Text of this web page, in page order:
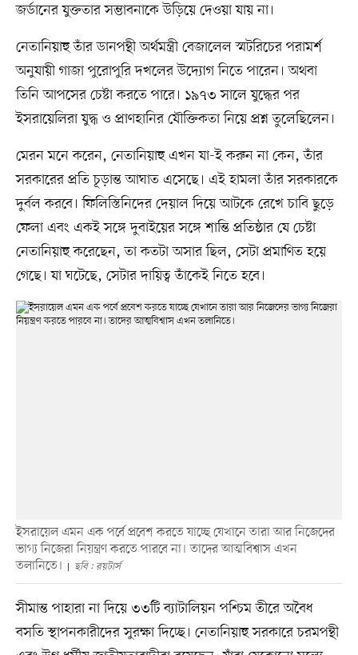
জর্ডানের যুক্ততার সম্ভাবনাকে উড়িয়ে দেওয়া যায় না।
নেতানিয়াহু তাঁর ডানপন্থী অর্থমন্ত্রী বেজালেল স্মটরিচের পরামর্শ
অনুযায়ী গাজা পুরোপুরি দখলের উদ্যোগ নিতে পারেন। অথবা
তিনি আপসের চেষ্টা করতে পারে। ১৯৭৩ সালে যুদ্ধের পর
ইসরায়েলিরা যুদ্ধ ও প্রাণহানির যৌক্তিকতা নিয়ে প্রশ্ন তুলেছিলেন।
মেরন মনে করেন, নেতানিয়াহু এখন যা-ই করুন না কেন, তাঁর
সরকারের প্রতি চূড়ান্ত আঘাত এসেছে। এই হামলা তাঁর সরকারকে
দুর্বল করবে। ফিলিস্তিনিদের দেয়াল দিয়ে আটকে রেখে চাবি ছুড়ে
ফেলা এবং একই সঙ্গে দুবাইয়ের সঙ্গে শান্তি প্রতিষ্ঠার যে চেষ্টা
নেতানিয়াহু করেছেন, তা কতটা অসার ছিল, সেটা প্রমাণিত হয়ে
গেছে। যা ঘটেছে, সেটার দায়িত্ব তাঁকেই নিতে হবে।
ইসরায়েল এমন এক পর্বে প্রবেশ করতে যাচ্ছে যেখানে তারা আর নিজেদের
ভাগ্য নিজেরা নিয়ন্ত্রণ করতে পারবে না। তাদের আত্মবিশ্বাস এখন
তলানিতে।
ছবি : রয়টার্স
সীমান্ত পাহারা না দিয়ে ৩৩টি ব্যাটালিয়ন পশ্চিম তীরে অবৈধ
বসতি স্থাপনকারীদের সুরক্ষা দিচ্ছে। নেতানিয়াহু সরকারে চরমপন্থী